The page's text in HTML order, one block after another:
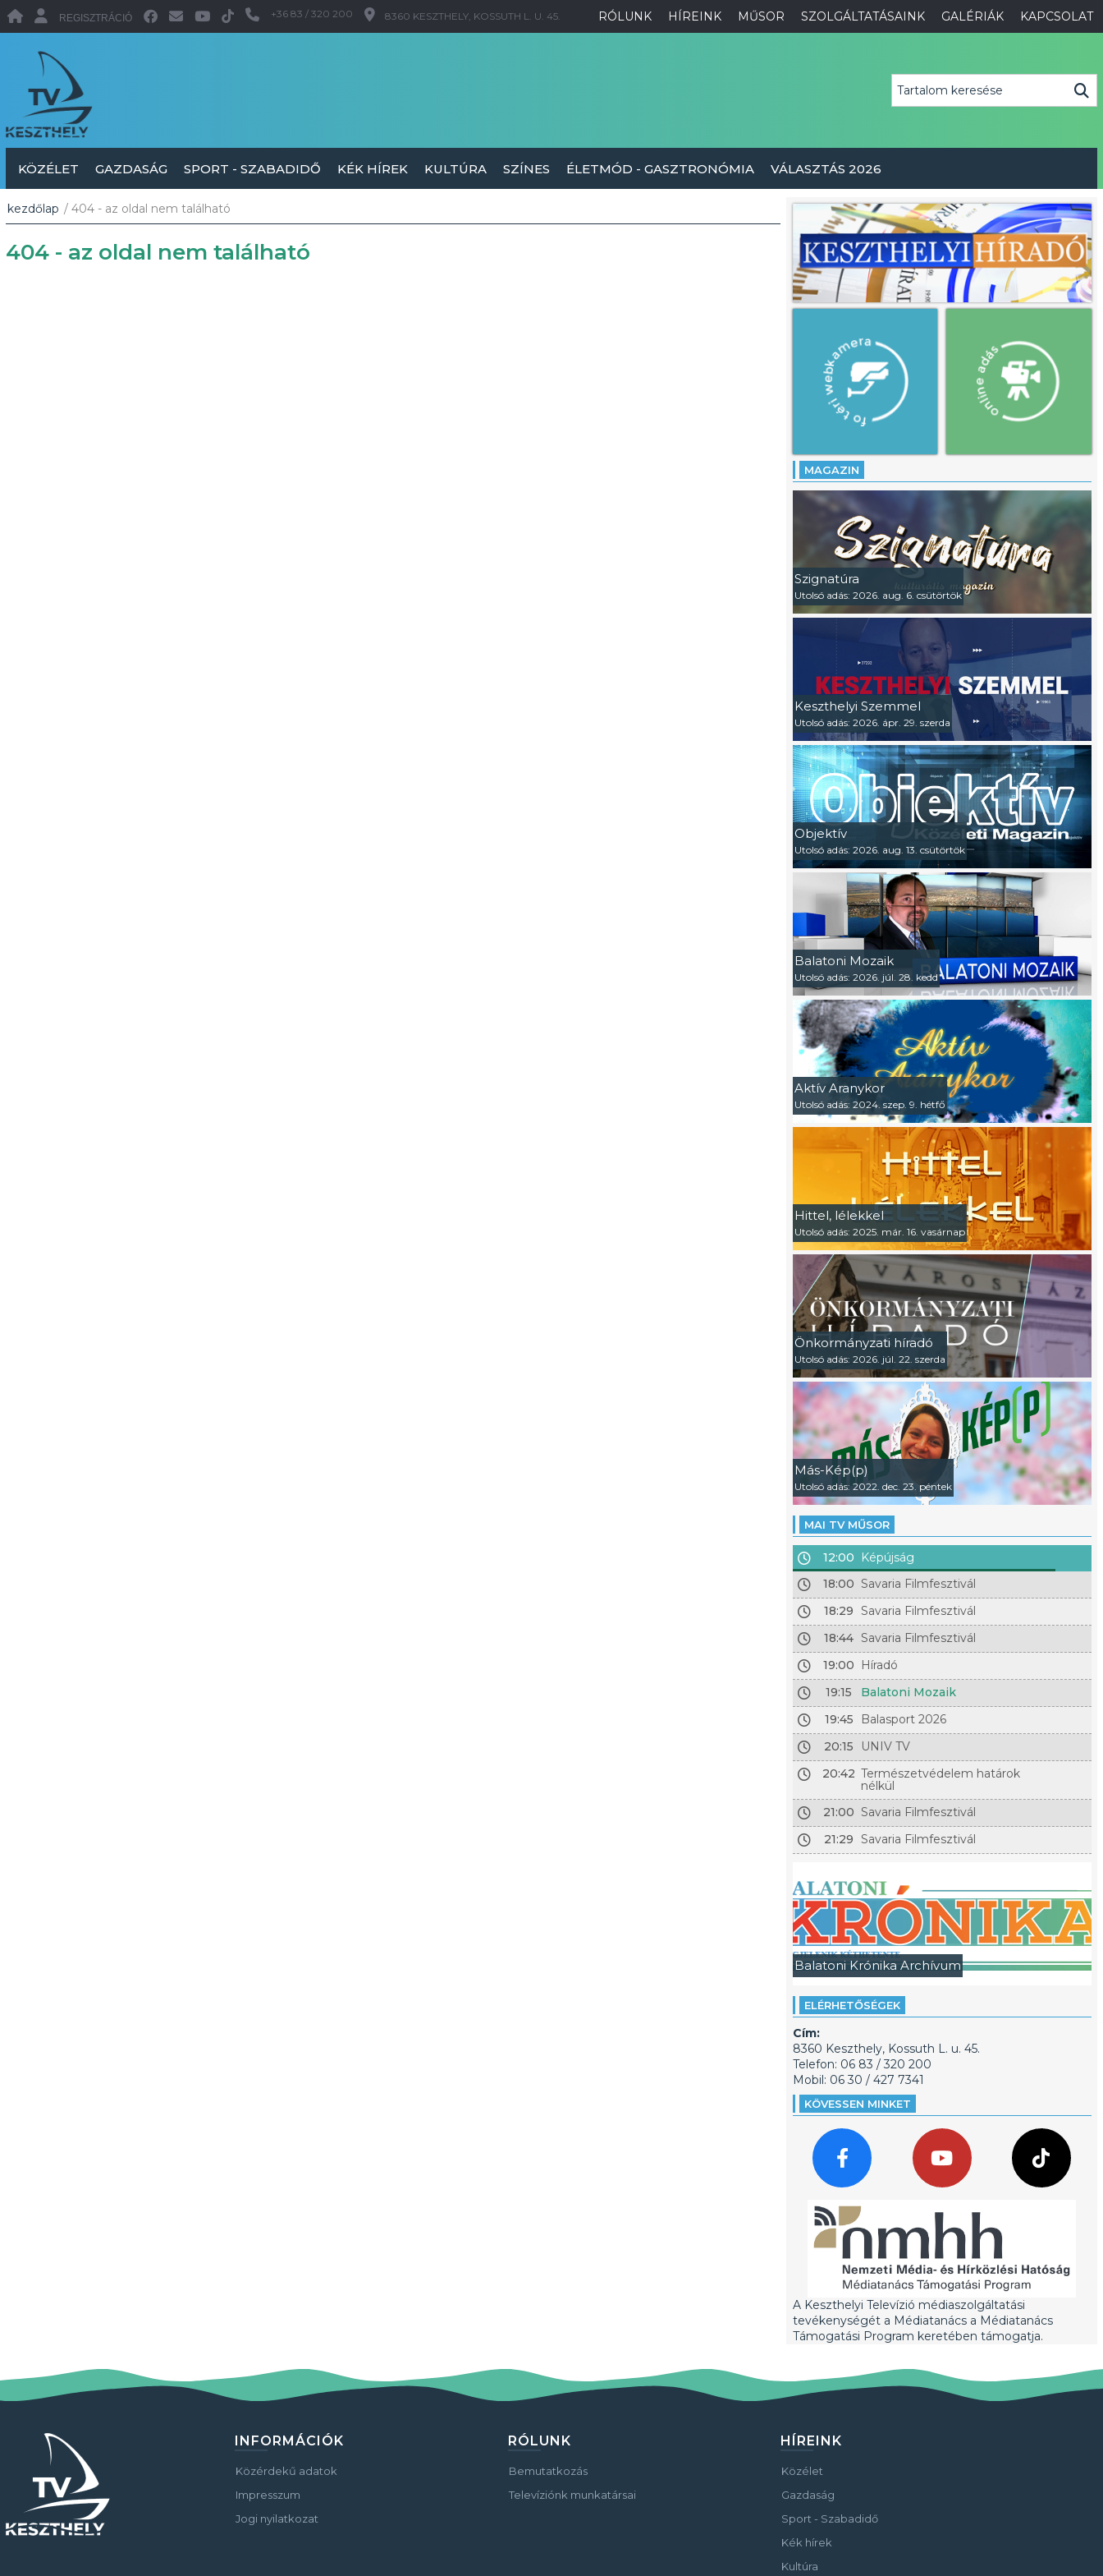
RÓLUNK HÍREINK MŰSOR SZOLGÁLTATÁSAINK GALÉRIÁK KAPCSOLAT
REGISZTRÁCIÓ +36 83 / 320 200 8360 KESZTHELY, KOSSUTH L. U. 45.
KÖZÉLET GAZDASÁG SPORT - SZABADIDŐ KÉK HÍREK KULTÚRA SZÍNES ÉLETMÓD - GASZTRONÓMIA VÁLASZTÁS 2026
kezdőlap / 404 - az oldal nem található
404 - az oldal nem található
MAGAZIN
Szignatúra
Utolsó adás: 2026. aug. 6. csütörtök
Keszthelyi Szemmel
Utolsó adás: 2026. ápr. 29. szerda
Objektív
Utolsó adás: 2026. aug. 13. csütörtök
Balatoni Mozaik
Utolsó adás: 2026. júl. 28. kedd
Aktív Aranykor
Utolsó adás: 2024. szep. 9. hétfő
Hittel, lélekkel
Utolsó adás: 2025. már. 16. vasárnap
Önkormányzati híradó
Utolsó adás: 2026. júl. 22. szerda
Más-Kép(p)
Utolsó adás: 2022. dec. 23. péntek
MAI TV MŰSOR
12:00
Képújság
18:00 Savaria Filmfesztivál
18:29 Savaria Filmfesztivál
18:44 Savaria Filmfesztivál
19:00
Híradó
19:15
Balatoni Mozaik
19:45
Balasport 2026
20:15
UNIV TV
20:42 Természetvédelem határok
nélkül
21:00 Savaria Filmfesztivál
21:29 Savaria Filmfesztivál
Balatoni Krónika Archívum
ELÉRHETŐSÉGEK
Cím:
8360 Keszthely, Kossuth L. u. 45.
Telefon: 06 83 / 320 200
Mobil: 06 30 / 427 7341
KÖVESSEN MINKET
A Keszthelyi Televízió médiaszolgáltatási
tevékenységét a Médiatanács a Médiatanács
Támogatási Program keretében támogatja.
INFORMÁCIÓK
Közérdekű adatok
Impresszum
Jogi nyilatkozat
RÓLUNK
Bemutatkozás
Televíziónk munkatársai
HÍREINK
Közélet
Gazdaság
Sport - Szabadidő
Kék hírek
Kultúra